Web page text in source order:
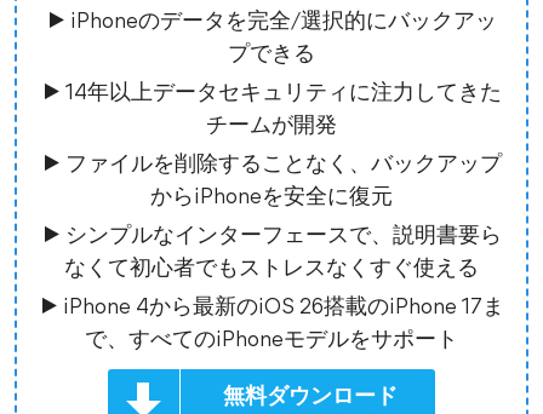
▶ iPhoneのデータを完全/選択的にバックアッ
プできる
▶ 14年以上データセキュリティに注力してきた
チームが開発
▶ ファイルを削除することなく、バックアップ
からiPhoneを安全に復元
▶ シンプルなインターフェースで、説明書要ら
なくて初心者でもストレスなくすぐ使える
▶ iPhone 4から最新のiOS 26搭載のiPhone 17ま
で、すべてのiPhoneモデルをサポート
無料ダウンロード